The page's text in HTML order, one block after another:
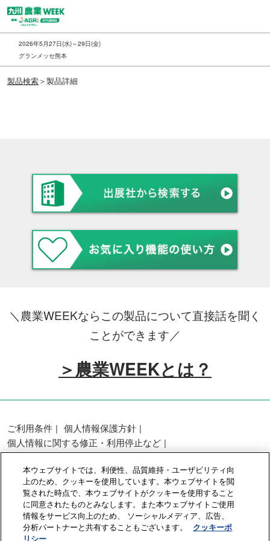
ス
キ
ッ
し
て
2026年5月27日(水)～29日(金)
グランメッセ熊本
製品検索＞製品詳細
＼農業WEEKならこの製品について直接話を聞く
ことができます／
＞農業WEEKとは？
ご利用条件
個人情報保護方針
個人情報に関する修正・利用停止など
展示会・セミナー参加ポリシー
カスタマーハラスメントに対する基本方針
クッキーポリシー
クッキーの設定
Copyright © RX Japan GK
本ウェブサイトでは、利便性、品質維持・ユーザビリティ向
上のため、クッキーを使用しています。本ウェブサイトを閲
覧された時点で、本ウェブサイトがクッキーを使用すること
に同意されたものとみなします。また本ウェブサイトご使用
情報をサービス向上のため、 ソーシャルメディア、広告、
分析パートナーと共有することもございます。
クッキーポ
リシー